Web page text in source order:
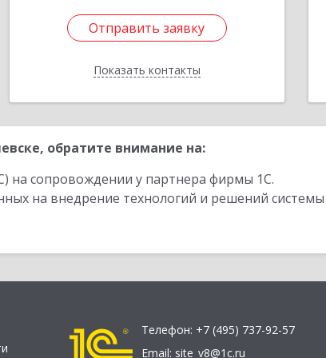
Отправить заявку
Показать контакты
Отправить заявку
Назад
обратите внимание на:
на сопровождении у партнера фирмы 1С.
на внедрение технологий и решений
Телефон: +7 (495) 737-92-57
Email: site_v8@1c.ru